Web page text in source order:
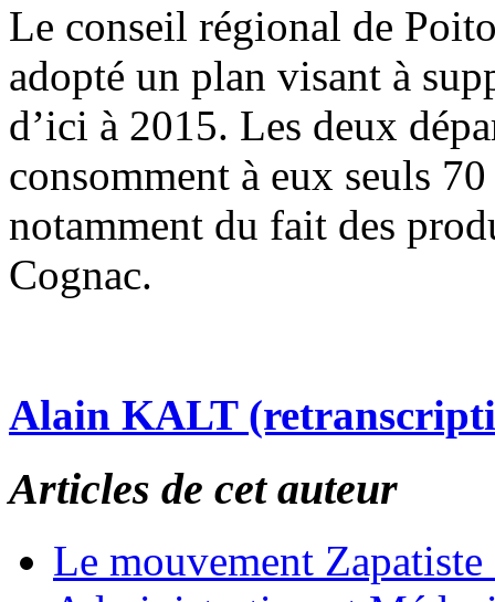
Le conseil régional de
adopté un plan visant à
d’ici à 2015. Les deux
consomment à eux seuls
notamment du fait des
Cognac.
Alain KALT
Articles de cet auteur
Le mouvement